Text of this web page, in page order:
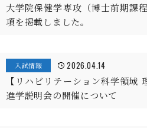
大学院保健学専攻（博士前期課
項を掲載しました。
入試情報 2026.04.14
【リハビリテーション科学領域
進学説明会の開催について